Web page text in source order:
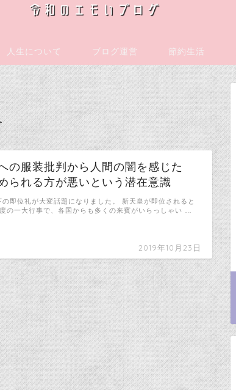
人生について ブログ運営 節約生活
の服装批判から人間の闇を感じた
られる方が悪いという潜在意識
2019年10月23日
の即位礼が大変話題になりました。 新天皇が即位されると
の一大行事で、各国からも多くの来賓がいらっしゃい …